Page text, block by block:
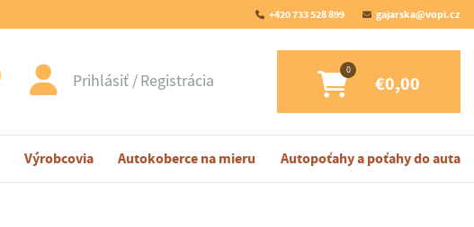
+420 733 528 899 gajarska@vopi.cz
Prihlásiť Registrácia €0,00
Výrobcovia Autokoberce na mieru Autopoťahy a poťahy do auta